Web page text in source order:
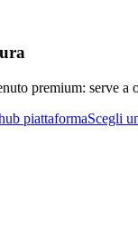
premium: serve a
piattaformaScegli